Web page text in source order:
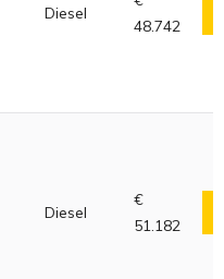
Diesel
48.742
Diesel
€
51.182